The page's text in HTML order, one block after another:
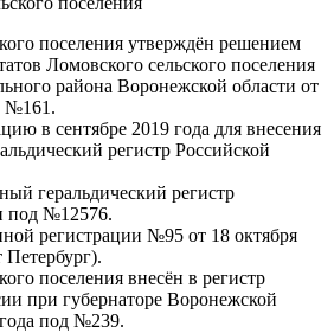
поселения утверждён решением
Ломовского сельского поселения
района Воронежской области от
№161.
в сентябре 2019 года для внесения
регистр Российской
геральдический регистр
под №12576.
регистрации №95 от 18 октября
Петербург).
поселения внесён в регистр
при губернаторе Воронежской
под №239.